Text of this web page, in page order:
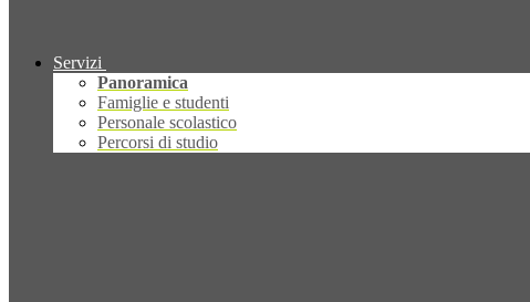
Servizi
Panoramica
Famiglie e studenti
Personale scolastico
Percorsi di studio